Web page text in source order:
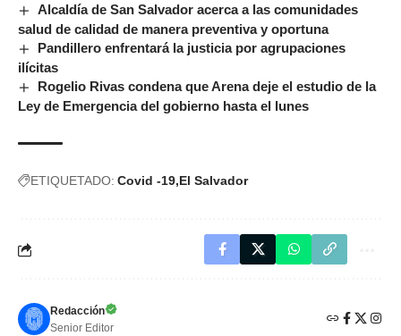
Alcaldía de San Salvador acerca a las comunidades
salud de calidad de manera preventiva y oportuna
Pandillero enfrentará la justicia por agrupaciones
ilícitas
Rogelio Rivas condena que Arena deje el estudio de la
Ley de Emergencia del gobierno hasta el lunes
ETIQUETADO: Covid -19 El Salvador
Redacción
Senior Editor